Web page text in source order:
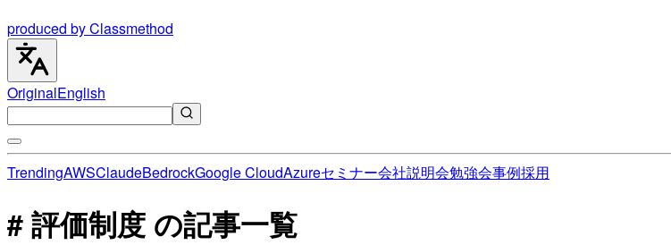
produced by Classmethod
OriginalEnglish
TrendingAWSClaudeBedrockGoogle CloudAzureセミナー会社説明会勉強会事例採用
# 評価制度 の記事一覧